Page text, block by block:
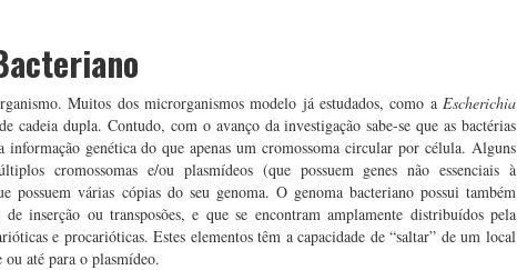
Muitos dos microrganismos modelo já estudados, como a Escherichia
cadeia dupla. Contudo, com o avanço da investigação sabe-se que as bactérias
informação genética do que apenas um cromossoma circular por célula. Alguns
cromossomas e/ou plasmídeos (que possuem genes não essenciais à
possuem várias cópias do seu genoma. O genoma bacteriano possui também
inserção ou transposões, e que se encontram amplamente distribuídos pela
e procarióticas. Estes elementos têm a capacidade de “saltar” de um local
até para o plasmídeo.